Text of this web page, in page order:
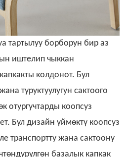
тартылуу борборун бир аз
иштелип чыккан
колдонот. Бул
туруктуулугун сактоого
отургучтарды коопсуз
Бул дизайн үймөктү коопсуз
транспортту жана сактоону
базалык капкак